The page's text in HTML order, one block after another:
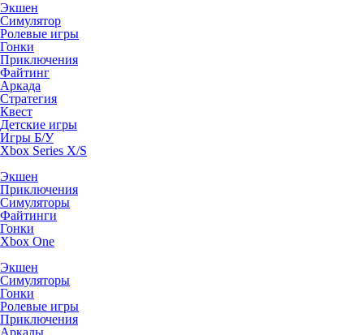
Экшен
Симулятор
Ролевые игры
Гонки
Приключения
Файтинг
Аркада
Стратегия
Квест
Детские игры
Игры Б/У
Xbox Series X/S
Экшен
Приключения
Симуляторы
Файтинги
Гонки
Xbox One
Экшен
Симуляторы
Гонки
Ролевые игры
Приключения
Аркады